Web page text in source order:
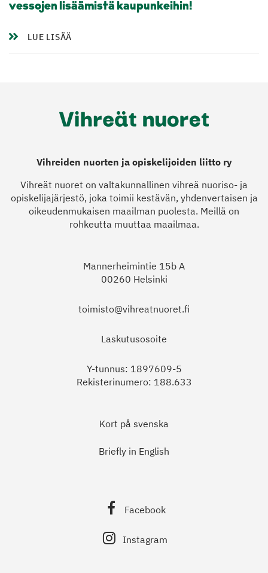
vessojen lisäämistä kaupunkeihin!
LUE LISÄÄ
Vihreiden nuorten ja opiskelijoiden liitto ry
Vihreät nuoret on valtakunnallinen vihreä nuoriso- ja
opiskelijajärjestö, joka toimii kestävän, yhdenvertaisen ja
oikeudenmukaisen maailman puolesta. Meillä on
rohkeutta muuttaa maailmaa.
Mannerheimintie 15b A
00260 Helsinki
toimisto@vihreatnuoret.fi
Laskutusosoite
Y-tunnus: 1897609-5
Rekisterinumero: 188.633
Kort på svenska
Briefly in English
Facebook
Instagram